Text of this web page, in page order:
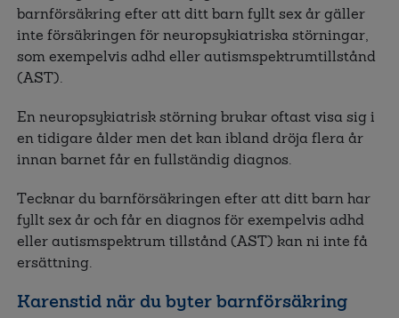
barnförsäkring efter att ditt barn fyllt sex år gäller
inte försäkringen för neuropsykiatriska störningar,
som exempelvis adhd eller autismspektrumtillstånd
(AST).
En neuropsykiatrisk störning brukar oftast visa sig i
en tidigare ålder men det kan ibland dröja flera år
innan barnet får en fullständig diagnos.
Tecknar du barnförsäkringen efter att ditt barn har
fyllt sex år och får en diagnos för exempelvis adhd
eller autismspektrum tillstånd (AST) kan ni inte få
ersättning.
Karenstid när du byter barnförsäkring